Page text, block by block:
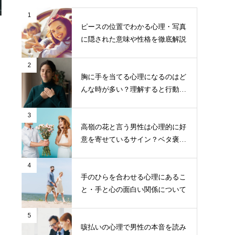
1
ピースの位置でわかる心理・写真
に隠された意味や性格を徹底解説
2
胸に手を当てる心理になるのはど
んな時が多い？理解すると行動し
3
高嶺の花と言う男性は心理的に好
意を寄せているサイン？ベタ褒め
4
手のひらを合わせる心理にあるこ
と・手と心の面白い関係について
5
咳払いの心理で男性の本音を読み